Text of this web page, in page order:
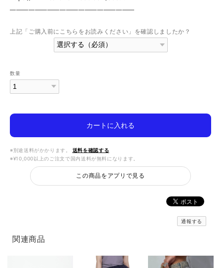
————————————————————
上記「ご購入前にこちらをお読みください」を確認しましたか？
数量
カートに入れる
※別途送料がかかります。
送料を確認する
※¥10,000以上のご注文で国内送料が無料になります。
この商品をアプリで見る
通報する
関連商品